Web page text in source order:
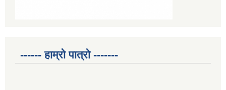
------ हाम्रो पात्रो -------